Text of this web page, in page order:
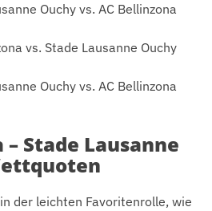
Ouchy vs. AC Bellinzona
vs. Stade Lausanne Ouchy
Ouchy vs. AC Bellinzona
Stade Lausanne
der leichten Favoritenrolle, wie